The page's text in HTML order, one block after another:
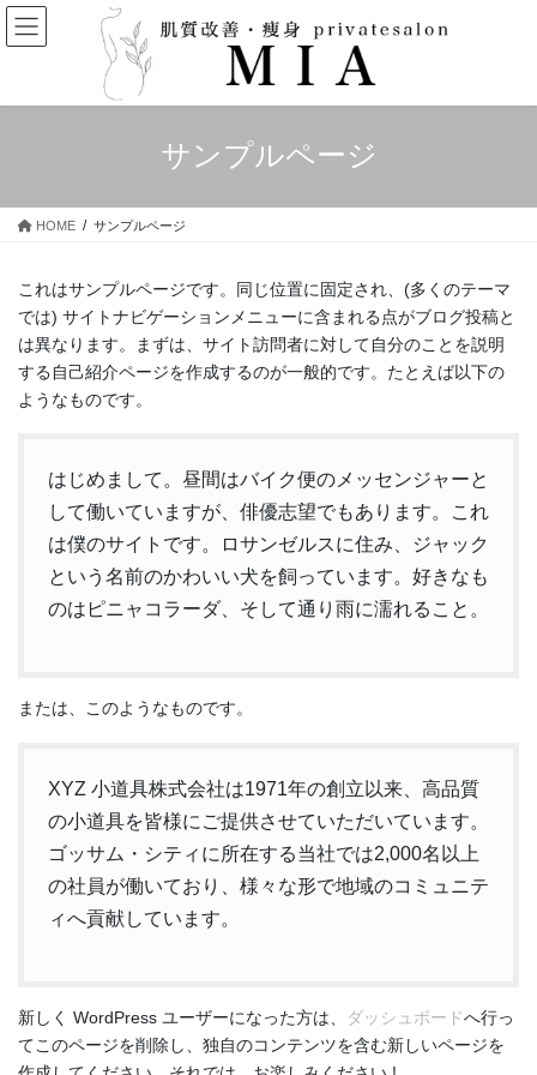
コ
ン
ツ
ッ
ナ
ビ
シ
移
サンプルページ
HOME サンプルページ
これはサンプルページです。同じ位置に固定され、(多くのテーマ
では) サイトナビゲーションメニューに含まれる点がブログ投稿と
は異なります。まずは、サイト訪問者に対して自分のことを説明
する自己紹介ページを作成するのが一般的です。たとえば以下の
ようなものです。
はじめまして。昼間はバイク便のメッセンジャーと
して働いていますが、俳優志望でもあります。これ
は僕のサイトです。ロサンゼルスに住み、ジャック
という名前のかわいい犬を飼っています。好きなも
のはピニャコラーダ、そして通り雨に濡れること。
または、このようなものです。
XYZ 小道具株式会社は1971年の創立以来、高品質
の小道具を皆様にご提供させていただいています。
ゴッサム・シティに所在する当社では2,000名以上
の社員が働いており、様々な形で地域のコミュニテ
ィへ貢献しています。
新しく WordPress ユーザーになった方は、 ダッシュボードへ行っ
てこのページを削除し、独自のコンテンツを含む新しいページを